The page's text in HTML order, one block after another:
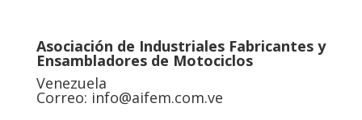
Asociación de Industriales Fabricantes y
Ensambladores de Motociclos
Venezuela
Correo: info@aifem.com.ve